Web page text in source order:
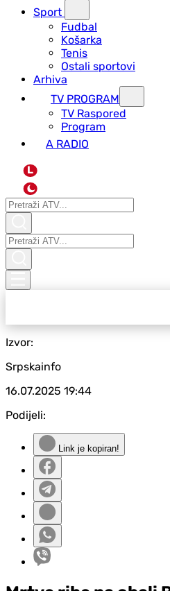
Sport
Fudbal
Košarka
Tenis
Ostali sportovi
Arhiva
TV PROGRAM
ТV Raspored
Program
A RADIO
L
Izvor:
Srpskainfo
16.07.2025 19:44
Podijeli:
Link je kopiran!